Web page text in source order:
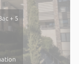
+ 5